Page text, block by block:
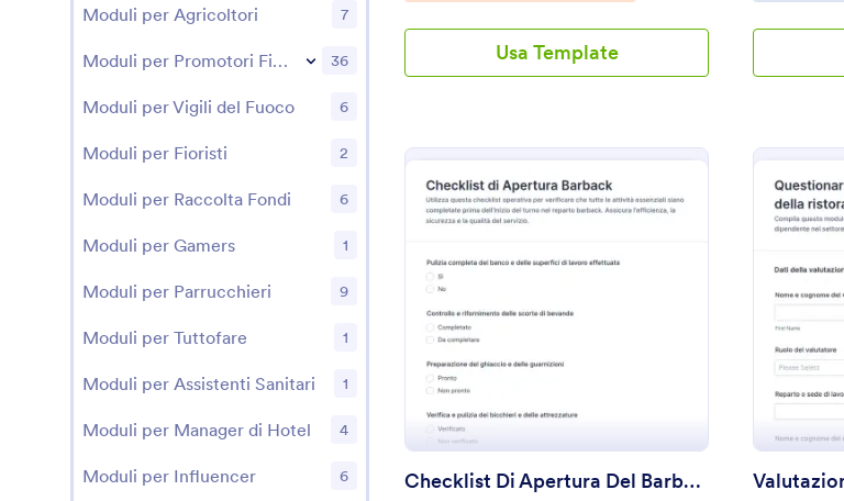
Usa Template
Anteprima
Checklist Di Apertura Del Barback
Moduli per Agricoltori 7
Moduli per Promotori Finanziari 36
Moduli per Vigili del Fuoco 6
Moduli per Fioristi 2
Moduli per Raccolta Fondi 6
Moduli per Gamers 1
Moduli per Parrucchieri 9
Moduli per Tuttofare 1
Moduli per Assistenti Sanitari 1
Moduli per Manager di Hotel 4
Moduli per Influencer 6